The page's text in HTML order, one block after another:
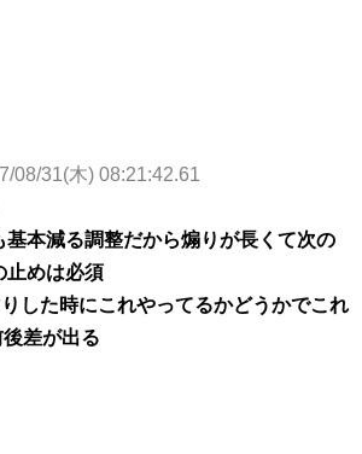
08/31(木) 08:21:42.61
基本減る調整だから煽りが長くて次の
止めは必須
した時にこれやってるかどうかでこれ
差が出る